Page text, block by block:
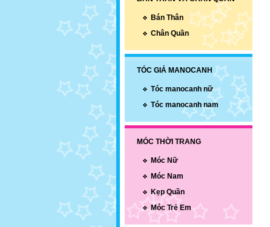
Bán Thân
Chân Quần
TÓC GIẢ MANOCANH
Tóc manocanh nữ
Tóc manocanh nam
MÓC THỜI TRANG
Móc Nữ
Móc Nam
Kẹp Quần
Móc Trẻ Em